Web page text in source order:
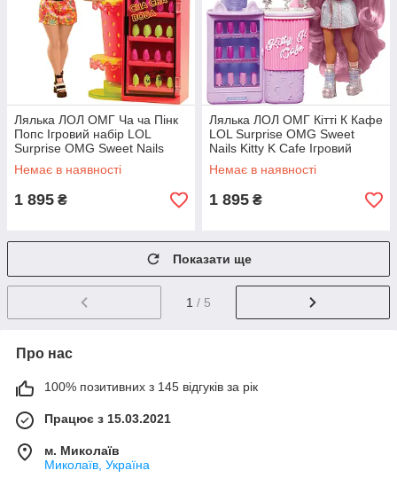
Лялька ЛОЛ ОМГ Ча ча Пінк
Попс Ігровий набір LOL
Surprise OMG Sweet Nails
Pinky Pops 503842 MGA
Оригінал
Немає в наявності
1 895 ₴
Лялька ЛОЛ ОМГ Кітті К Кафе
LOL Surprise OMG Sweet
Nails Kitty K Cafe Ігровий
набір L.O.L. 503859 MGA
Оригінал
Немає в наявності
1 895 ₴
Показати ще
1 / 5
Про нас
100% позитивних з 145 відгуків за рік
Працює з 15.03.2021
м. Миколаїв
Миколаїв, Україна